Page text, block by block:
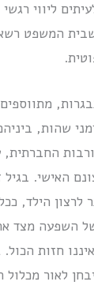
ליווי
המשפט
שהות,
החברתית,
האישי.
לרצון הילד,
של השפעה מצד
חזות
לאור מכלול